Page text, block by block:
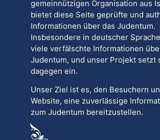
gemeinnützigen Organisation aus
bietet diese Seite geprüfte und
Informationen über das Judentum.
Insbesondere in deutscher
viele verfälschte Informationen
Judentum, und unser Projekt setzt
dagegen ein.
Unser Ziel ist es, den Besuchern
Website, eine zuverlässige
zum Judentum bereitzustellen.